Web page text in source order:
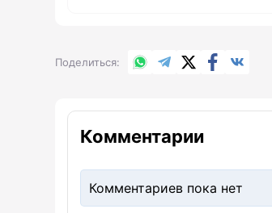
Поделиться WhatsApp
TelegramX.comFacebook
Комментарии
Комментариев пока нет